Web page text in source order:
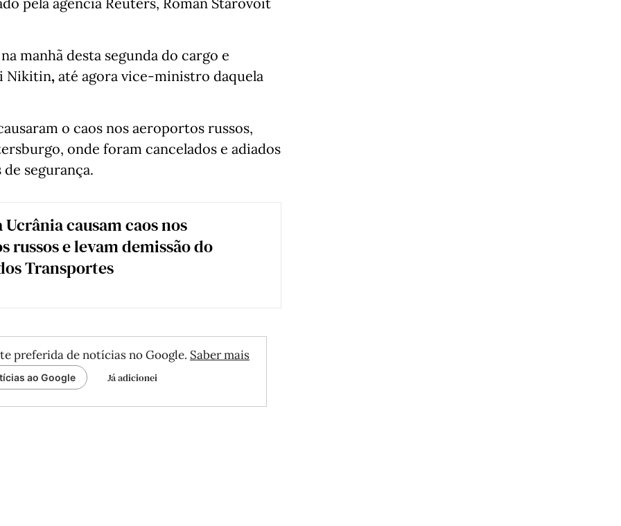
manhã desta segunda do cargo e
Nikitin, até agora vice-ministro daquela
o caos nos aeroportos russos,
onde foram cancelados e adiados
segurança.
Ucrânia causam caos nos
russos e levam demissão do
Transportes
preferida de notícias no Google. Saber mais
ao Google Já adicionei